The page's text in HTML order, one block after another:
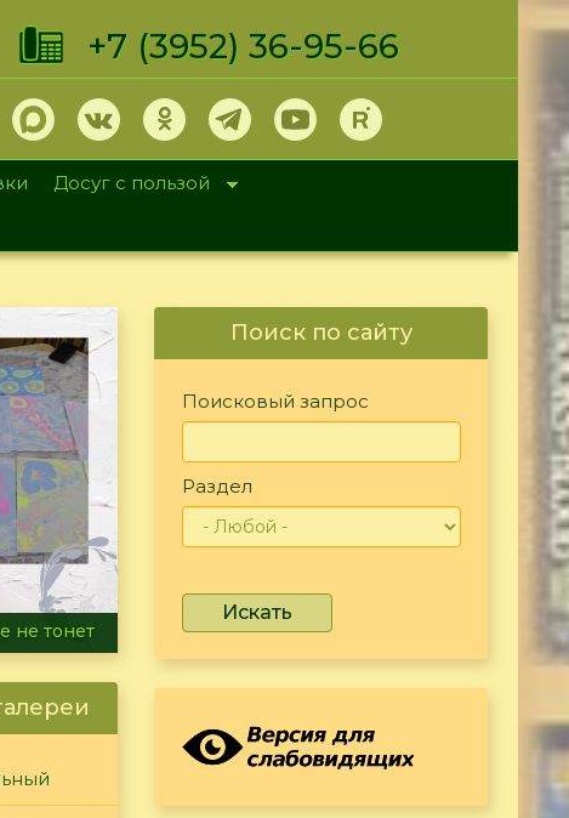
+7 (3952) 36-95-66
Досуг с пользой
Поиск по сайту
Поисковый запрос
Раздел
Искать